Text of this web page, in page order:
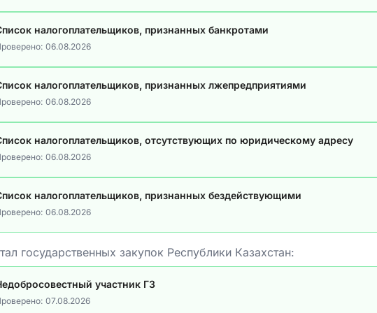
налогоплательщиков, признанных банкротами
06.08.2026
налогоплательщиков, признанных лжепредприятиями
06.08.2026
налогоплательщиков, отсутствующих по юридическому адресу
06.08.2026
налогоплательщиков, признанных бездействующими
06.08.2026
государственных закупок Республики Казахстан:
участник ГЗ
07.08.2026